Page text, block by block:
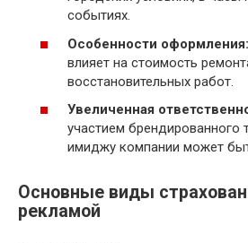
событиях.
Особенности оформления:
влияет на стоимость
восстановительных работ.
Увеличенная
участием брендированного
имиджу компании может
Основные виды
рекламой